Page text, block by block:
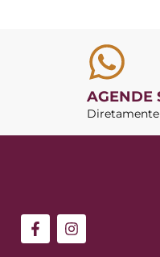
AGENDE